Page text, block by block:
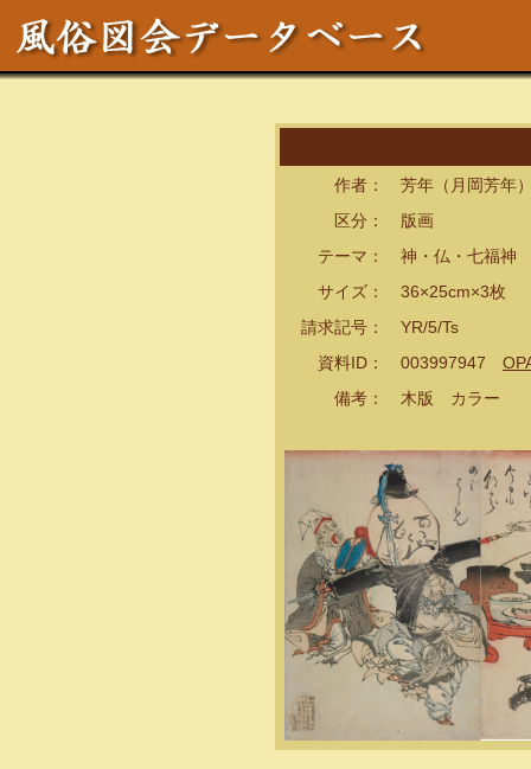
作者： 芳年（月岡芳年
区分： 版画
テーマ： 神・仏・七福神
サイズ： 36×25cm×3枚
請求記号： YR/5/Ts
資料ID： 003997947
備考： 木版 カラー